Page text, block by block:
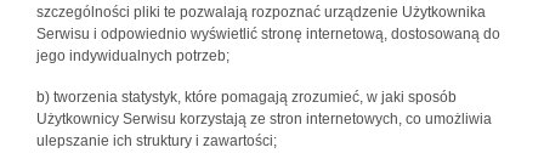
szczególności pliki te pozwalają rozpoznać urządzenie Użytkownika
Serwisu i odpowiednio wyświetlić stronę internetową, dostosowaną do
jego indywidualnych potrzeb;
b) tworzenia statystyk, które pomagają zrozumieć, w jaki sposób
Użytkownicy Serwisu korzystają ze stron internetowych, co umożliwia
ulepszanie ich struktury i zawartości;